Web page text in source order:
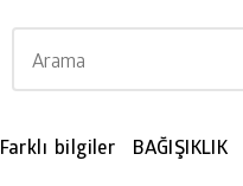
Farklı bilgiler BAĞIŞIKLIK